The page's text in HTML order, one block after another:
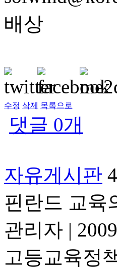
배상
수정 삭제 목록으로
댓글 0개
자유게시판
핀란드 교육
관리자 |
고등교육정